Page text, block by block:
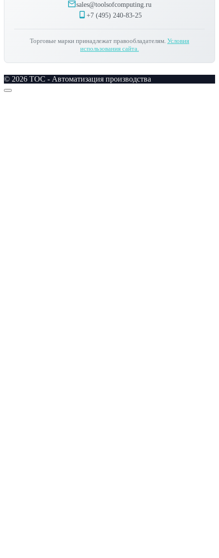
sales@toolsofcomputing.ru
+7 (495) 240-83-25
Торговые марки принадлежат правообладателям. Условия
использования сайта.
© 2026 TOC - Автоматизация производства